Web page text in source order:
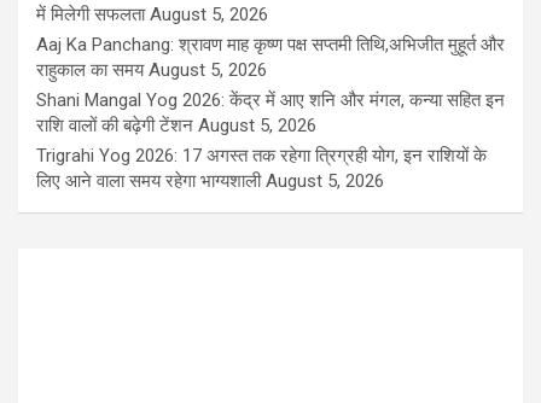
में मिलेगी सफलता August 5, 2026
Aaj Ka Panchang: श्रावण माह कृष्ण पक्ष सप्तमी तिथि,अभिजीत मुहूर्त और
राहुकाल का समय August 5, 2026
Shani Mangal Yog 2026: केंद्र में आए शनि और मंगल, कन्या सहित इन
राशि वालों की बढ़ेगी टेंशन August 5, 2026
Trigrahi Yog 2026: 17 अगस्त तक रहेगा त्रिग्रही योग, इन राशियों के
लिए आने वाला समय रहेगा भाग्यशाली August 5, 2026